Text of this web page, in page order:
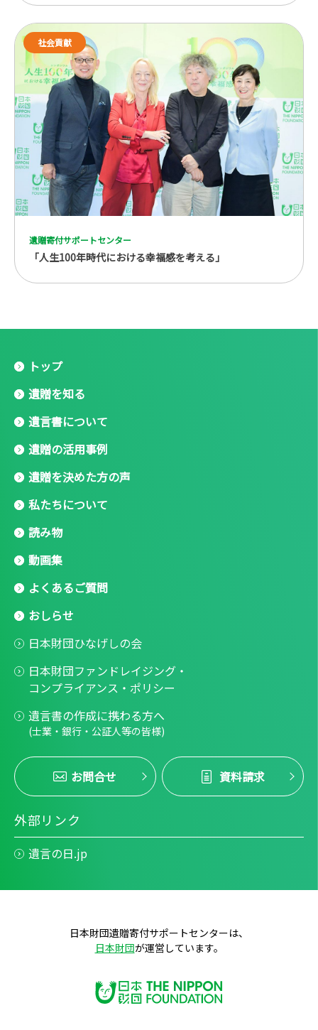
遺贈寄付サポートセンター
「人生100年時代における幸福感を考える」
社会貢献
トップ
遺贈を知る
遺言書について
遺贈の活用事例
遺贈を決めた方の声
私たちについて
読み物
動画集
よくあるご質問
おしらせ
日本財団ひなげしの会
日本財団ファンドレイジング・
コンプライアンス・ポリシー
遺言書の作成に携わる方へ
(士業・銀行・公証人等の皆様)
お問合せ 資料請求
外部リンク
遺言の日.jp
日本財団遺贈寄付サポートセンターは、
日本財団が運営しています。